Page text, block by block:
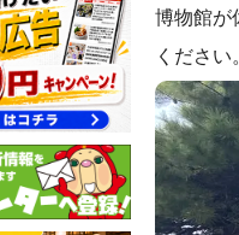
博物館が
ください。